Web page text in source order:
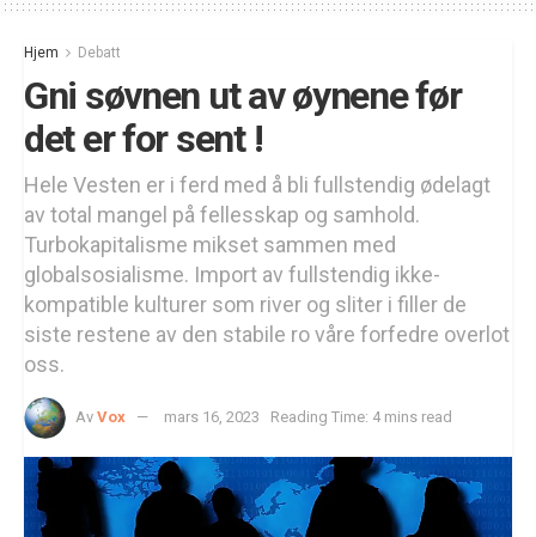
Hjem Debatt
Gni søvnen ut av øynene før
det er for sent !
Hele Vesten er i ferd med å bli fullstendig ødelagt
av total mangel på fellesskap og samhold.
Turbokapitalisme mikset sammen med
globalsosialisme. Import av fullstendig ikke-
kompatible kulturer som river og sliter i filler de
siste restene av den stabile ro våre forfedre overlot
oss.
Av Vox mars 16, 2023 Reading Time: 4 mins read